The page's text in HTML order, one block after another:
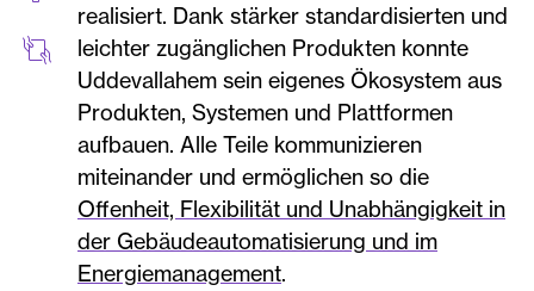
realisiert. Dank stärker standardisierten und
leichter zugänglichen Produkten konnte
Uddevallahem sein eigenes Ökosystem aus
Produkten, Systemen und Plattformen
aufbauen. Alle Teile kommunizieren
miteinander und ermöglichen so die
Offenheit, Flexibilität und Unabhängigkeit in
der Gebäudeautomatisierung und im
Energiemanagement.